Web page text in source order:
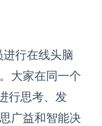
行在线头脑
大家在同一个
行思考、发
广益和智能决